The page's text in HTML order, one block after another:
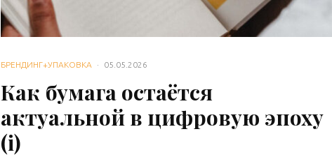
БРЕНДИНГ+УПАКОВКА · 05.05.2026
Как бумага остаётся
актуальной в цифровую эпоху
(i)